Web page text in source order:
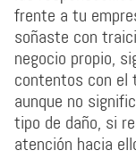
frente a tu
soñaste con
negocio propio,
contentos con el
aunque no
tipo de daño, si
atención hacia